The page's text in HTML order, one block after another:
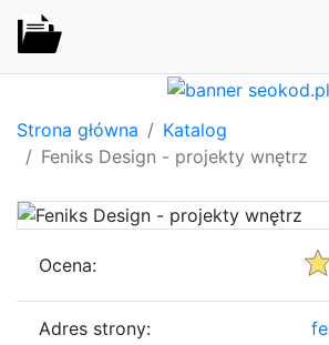
Strona główna
Katalog
Feniks Design - projekty wnętrz
Ocena:
Adres strony: